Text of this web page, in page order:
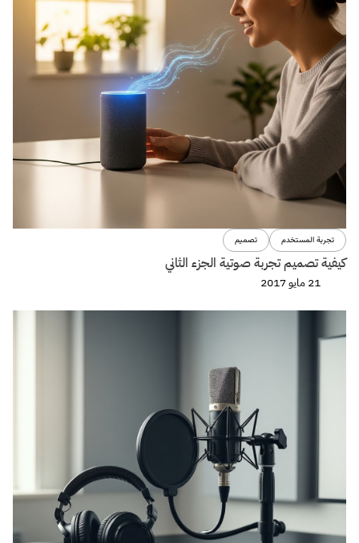
تجربة المستخدم تصميم
كيفية تصميم تجربة صوتية الجزء الثاني
21 مايو 2017